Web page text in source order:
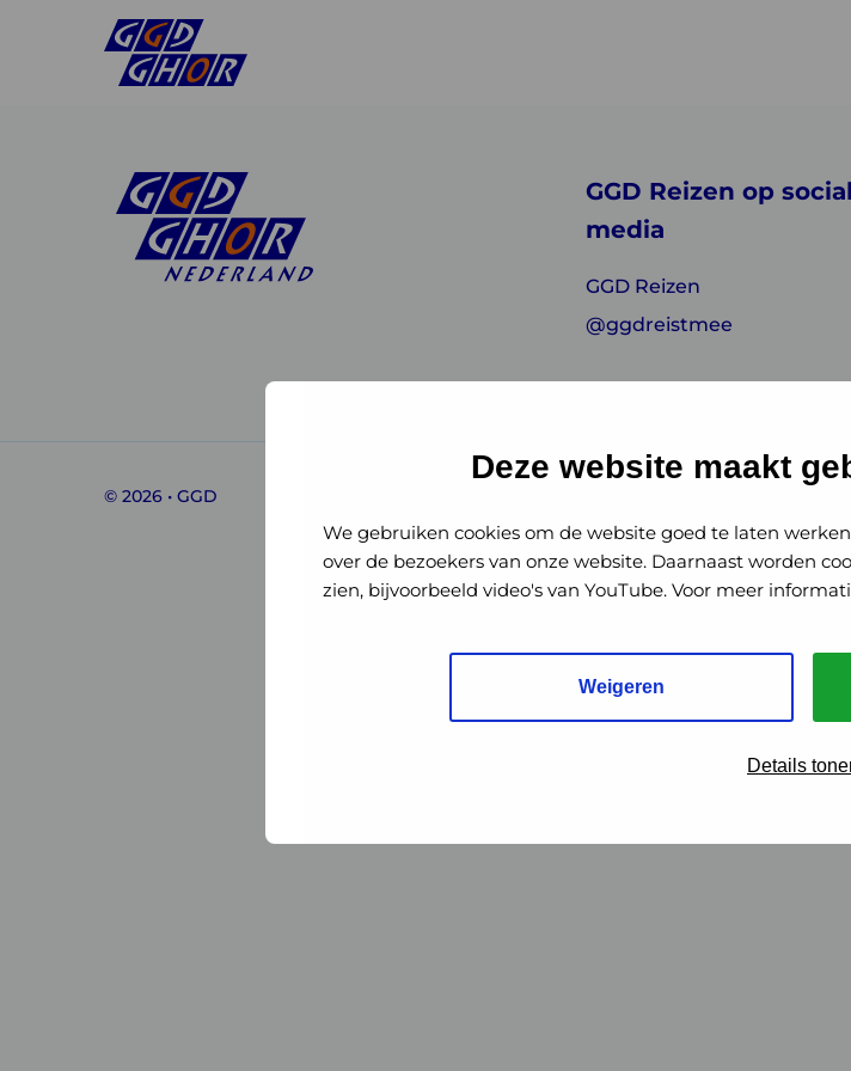
Deze website maakt
We gebruiken cookies om de website goed te laten
over de bezoekers van onze website. Daarnaast worden
zien, bijvoorbeeld video's van YouTube. Voor meer
Weigeren
Details
GHORGHOR
Nederland
GGD Reizen op social
media
GGD Reizen
@ggdreistmee
© 2026 • GGD